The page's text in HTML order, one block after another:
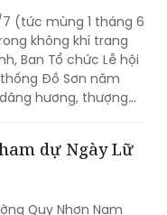
7 (tức mùng 1 tháng 6
không khí trang
Ban Tổ chức Lễ hội
Đồ Sơn năm
hương, thượng
mùa lễ hội năm
dự Ngày Lữ
Quy Nhơn Nam